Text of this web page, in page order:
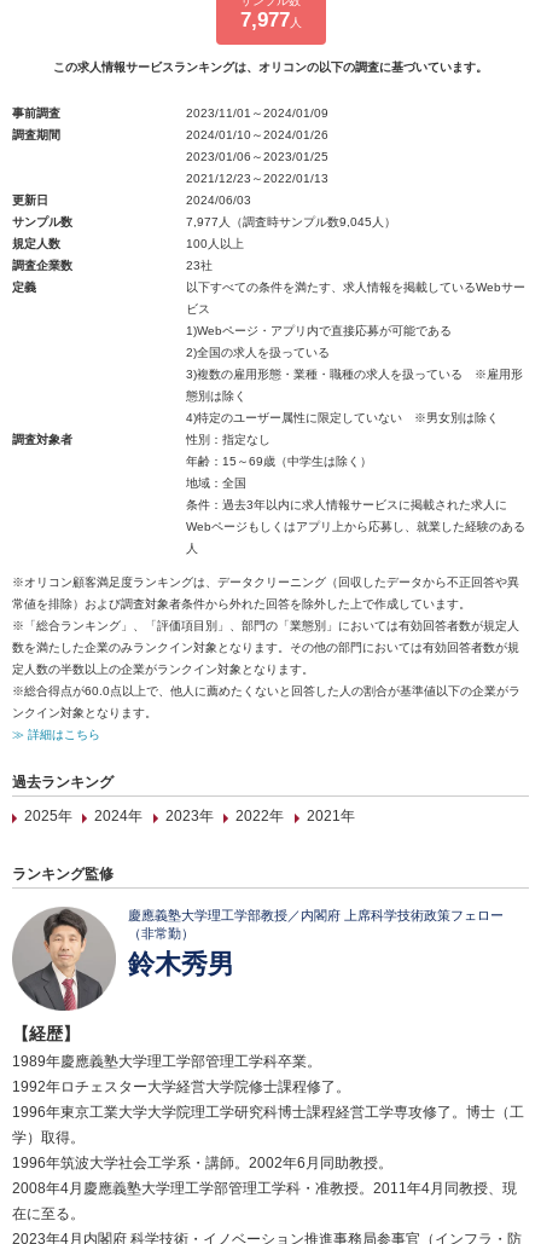
7,977 人
この求人情報サービスランキングは、オリコンの以下の調査に基づいています。
事前調査
2023/11/01～2024/01/09
調査期間
2024/01/10～2024/01/26
2023/01/06～2023/01/25
2021/12/23～2022/01/13
更新日
2024/06/03
サンプル数
7,977人（調査時サンプル数9,045人）
規定人数
100人以上
調査企業数
23社
定義
以下すべての条件を満たす、求人情報を掲載しているWebサー
ビス
1)Webページ・アプリ内で直接応募が可能である
2)全国の求人を扱っている
3)複数の雇用形態・業種・職種の求人を扱っている ※雇用形
態別は除く
4)特定のユーザー属性に限定していない ※男女別は除く
調査対象者
性別：指定なし
年齢：15～69歳（中学生は除く）
地域：全国
条件：過去3年以内に求人情報サービスに掲載された求人に
Webページもしくはアプリ上から応募し、就業した経験のある
人
※オリコン顧客満足度ランキングは、データクリーニング（回収したデータから不正回答や異
常値を排除）および調査対象者条件から外れた回答を除外した上で作成しています。
※「総合ランキング」、「評価項目別」、部門の「業態別」においては有効回答者数が規定人
数を満たした企業のみランクイン対象となります。その他の部門においては有効回答者数が規
定人数の半数以上の企業がランクイン対象となります。
※総合得点が60.0点以上で、他人に薦めたくないと回答した人の割合が基準値以下の企業がラ
ンクイン対象となります。
≫ 詳細はこちら
過去ランキング
2025年
2024年 2023年 2022年 2021年
ランキング監修
慶應義塾大学理工学部教授／内閣府 上席科学技術政策フェロー
（非常勤）
鈴木秀男
【経歴】
1989年慶應義塾大学理工学部管理工学科卒業。
1992年ロチェスター大学経営大学院修士課程修了。
1996年東京工業大学大学院理工学研究科博士課程経営工学専攻修了。博士（工
学）取得。
1996年筑波大学社会工学系・講師。2002年6月同助教授。
2008年4月慶應義塾大学理工学部管理工学科・准教授。2011年4月同教授、現
在に至る。
2023年4月内閣府 科学技術・イノベーション推進事務局参事官（インフラ・防